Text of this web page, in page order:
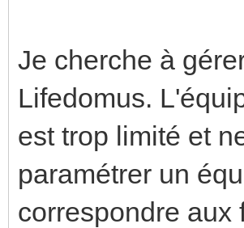
Je cherche à
Lifedomus.
est trop limité et
paramétrer un
correspondre aux